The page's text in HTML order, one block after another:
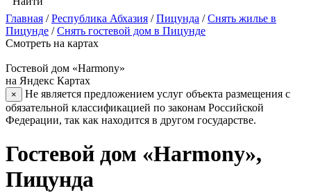
Главная /Республика Абхазия /Пицунда /Снять жилье в
Пицунде /Снять гостевой дом в Пицунде
Смотреть на картах
Гостевой дом «Harmony»
на Яндекс Картах
×
Не является предложением услуг объекта размещения с
обязательной классификацией по законам Российской
Федерации, так как находится в другом государстве.
Гостевой дом «Harmony»,
Пицунда